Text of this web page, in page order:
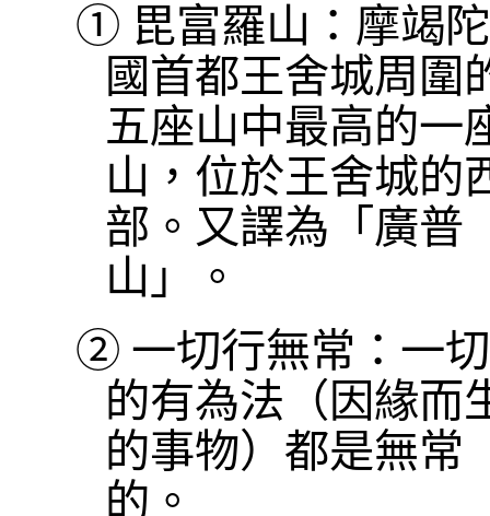
① 毘富羅山：摩竭陀
國首都王舍城周圍
五座山中最高的一
山，位於王舍城的
部。又譯為「廣普
山」。
② 一切行無常：一切
的有為法（因緣而
的事物）都是無常
的。